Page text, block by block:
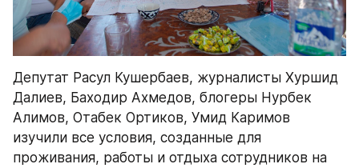
Депутат Расул Кушербаев, журналисты Хуршид
Далиев, Баходир Ахмедов, блогеры Нурбек
Алимов, Отабек Ортиков, Умид Каримов
изучили все условия, созданные для
проживания, работы и отдыха сотрудников на